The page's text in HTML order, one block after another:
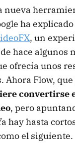
nueva
ha
, un
hace algunos
ofrecía unos
Ahora Flow, que
convertirse
, pero
hay hasta
el siguiente.